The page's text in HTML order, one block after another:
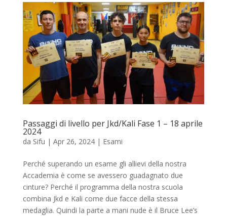
Passaggi di livello per Jkd/Kali Fase 1 – 18 aprile
2024
da Sifu | Apr 26, 2024| Esami
Perché superando un esame gli allievi della nostra
Accademia è come se avessero guadagnato due
cinture? Perché il programma della nostra scuola
combina Jkd e Kali come due facce della stessa
medaglia. Quindi la parte a mani nude è il Bruce Lee’s